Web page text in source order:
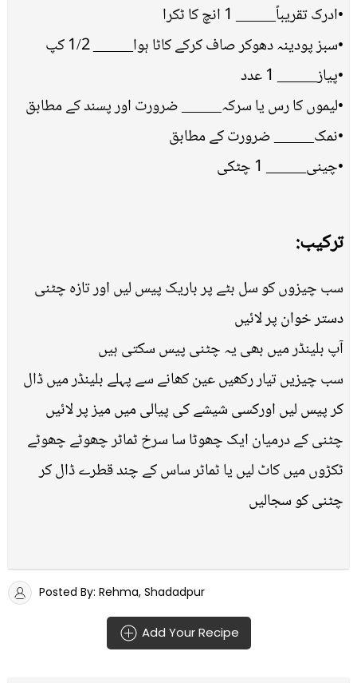
•ادرک تقریباً_____ 1 انچ کا ٹکرا
•سبز پودینہ دھوکر صاف کرکے کاٹا ہوا_____ 1/2 کپ
•پیاز_____ 1 عدد
•لیموں کا رس یا سرکہ_____ ضرورت اور پسند کے مطابق
•نمک_____ ضرورت کے مطابق
•چینی_____ 1 چٹکی
ترکیب:
سب چیزوں کو سل بٹے پر باریک پیس لیں اور تازہ چٹنی
دستر خوان پر لائیں
آپ بلینڈر میں بھی یہ چٹنی پیس سکتی ہیں
سب چیزیں تیار رکھیں عین کھانے سے پہلے بلینڈر میں ڈال
کر پیس لیں اورکسی شیشے کی پیالی میں میز پر لائیں
چٹنی کے درمیان ایک چھوٹا سا سرخ ٹماٹر چھوٹے چھوٹے
ٹکڑوں میں کاٹ لیں یا ٹماٹر ساس کے چند قطرے ڈال کر
چٹنی کو سجالیں
Posted By: Rehma, Shadadpur
Add Your Recipe